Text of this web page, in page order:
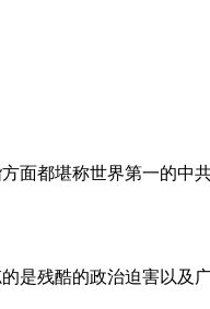
面都堪称世界第一的中
是残酷的政治迫害以及